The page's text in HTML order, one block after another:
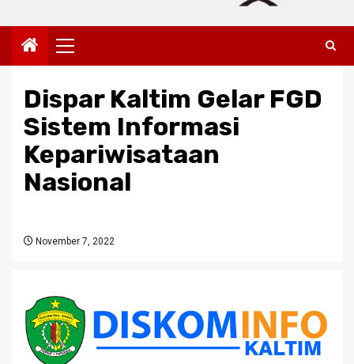
Primary
Menu
Dispar Kaltim Gelar FGD
Sistem Informasi
Kepariwisataan
Nasional
November 7, 2022